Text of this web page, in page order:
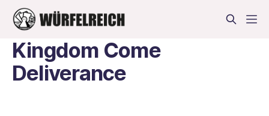
Kingdom Come
Deliverance